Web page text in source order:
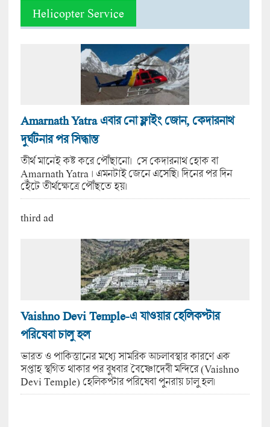
Helicopter Service
Amarnath Yatra এবার নো ফ্লাইং জোন, কেদারনাথ
দুর্ঘটনার পর সিদ্ধান্ত
তীর্থ মানেই কষ্ট করে পৌঁছানো। সে কেদারনাথ হোক বা
Amarnath Yatra । এম‌নটাই জেনে এসেছি। দিনের পর দিন
হেঁটে তীর্থক্ষেত্রে পৌঁছতে হয়।
third ad
Vaishno Devi Temple-এ যাওয়ার হেলিকপ্টার
পরিষেবা চালু হল
ভারত ও পাকিস্তানের মধ্যে সামরিক অচলাবস্থার কারণে এক
সপ্তাহ স্থগিত থাকার পর বুধবার বৈষ্ণোদেবী মন্দিরে (Vaishno
Devi Temple) হেলিকপ্টার পরিষেবা পুনরায় চালু হল।